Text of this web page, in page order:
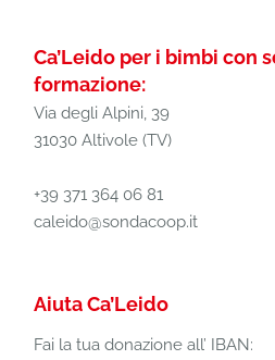
Ca’Leido per i bimbi con
formazione:
Via degli Alpini, 39
31030 Altivole (TV)
+39 371 364 06 81
caleido@sondacoop.it
Aiuta Ca’Leido
Fai la tua donazione all’ IBAN: